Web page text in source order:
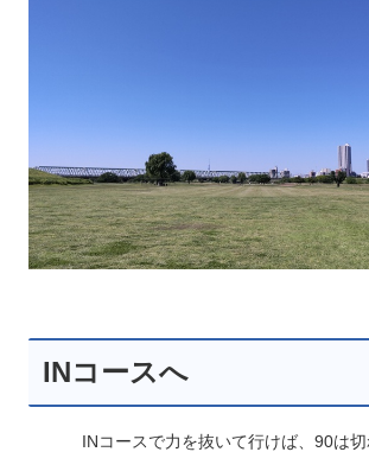
INコースへ
INコースで力を抜いて行けば、90は切